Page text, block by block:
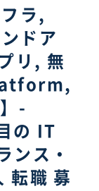
ラ,
ドア
リ, 無
-
の IT
ンス・
転職 募